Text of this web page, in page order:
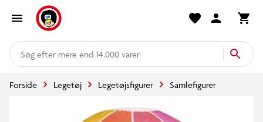
mere end 14.000 varer
Forside Legetøj Legetøjsfigurer Samlefigurer